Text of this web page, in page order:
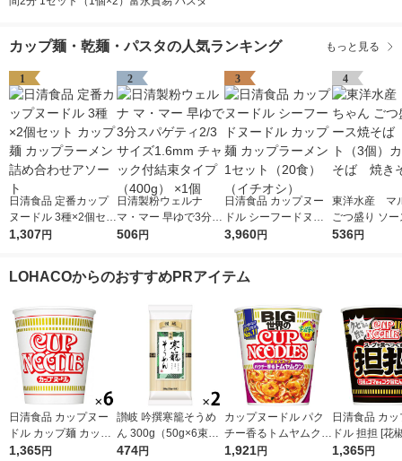
カップ麺・乾麺・パスタの人気ランキング もっと見る
1
日清食品 定番カップ
ヌードル 3種×2個セッ
ト カップ麺 カップラ
1,307円
2
日清製粉ウェルナ
マ・マー 早ゆで3分ス
パゲティ2/3サイズ1.6
506円
3
日清食品 カップヌー
ドル シーフードヌー
ドル カップ麺 カップ
3,960円
4
東洋水産 マ
ごつ盛り ソ
ば 1セット
536円
LOHACOからのおすすめPRアイテム
日清食品 カップヌー
ドル カップ麺 カップ
ラーメン 1セット（6
1,365円
讃岐 吟撰寒籠そうめ
ん 300g（50g×6束）
1セット（2個）日清
474円
カップヌードル パク
チー香るトムヤムクン
ビッグ 1セット（1個×
1,921円
日清食品 カ
ドル 担担 [花椒とゴマ
香るコク旨た
1,365円